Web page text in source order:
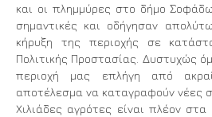
και οι πλημμύρες στο δήμο
σημαντικές και οδήγησαν
κήρυξη της περιοχής σε
Πολιτικής Προστασίας. Δυστυχώς
περιοχή μας επλήγη από
αποτέλεσμα να καταγραφούν νέες
Χιλιάδες αγρότες είναι πλέον